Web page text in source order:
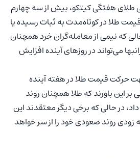
هفتگی کیتکو، بیش از سه چهارم
طلا در کوتاه‌مدت به ثبات رسیده یا
که نیمی از معامله‌گران خرد همچنان
می‌تواند در روزهای آینده افزایش
حرکت قیمت طلا در هفته آینده
بر این باورند که طلا همچنان روند
در حالی که برخی دیگر معتقدند این
زودی روند صعودی خود را از سر خواهد